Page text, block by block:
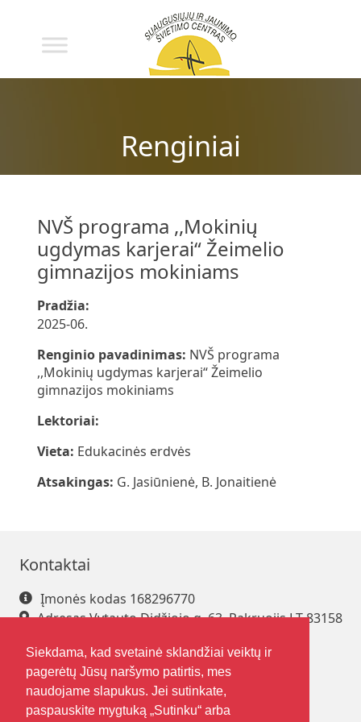
Renginiai
NVŠ programa ,,Mokinių
ugdymas karjerai“ Žeimelio
gimnazijos mokiniams
Pradžia:
2025-06.
Renginio pavadinimas: NVŠ programa
,,Mokinių ugdymas karjerai“ Žeimelio
gimnazijos mokiniams
Lektoriai:
Vieta: Edukacinės erdvės
Atsakingas: G. Jasiūnienė, B. Jonaitienė
Kontaktai
Įmonės kodas 168296770
Adresas Vytauto Didžiojo g. 63, Pakruojis LT-83158
El. paštaspakrsjc@gmail.com
Siekdama, kad svetainė sklandžiai veiktų ir
pagerėtų Jūsų naršymo patirtis, mes
naudojame slapukus. Jei sutinkate,
paspauskite mygtuką „Sutinku“ arba